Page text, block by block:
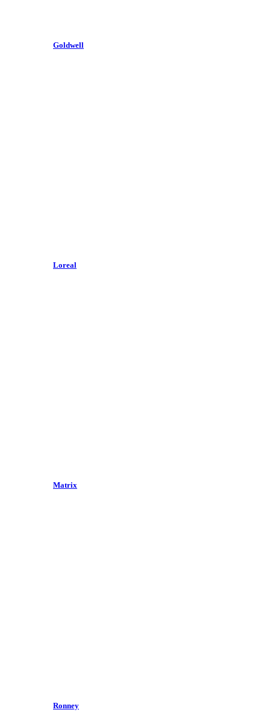
Goldwell
Loreal
Matrix
Ronney